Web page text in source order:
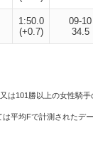
1:50.0
(+0.7)
09-10
34.5
は101勝以上の女性騎手
平均Fで計測されたデ